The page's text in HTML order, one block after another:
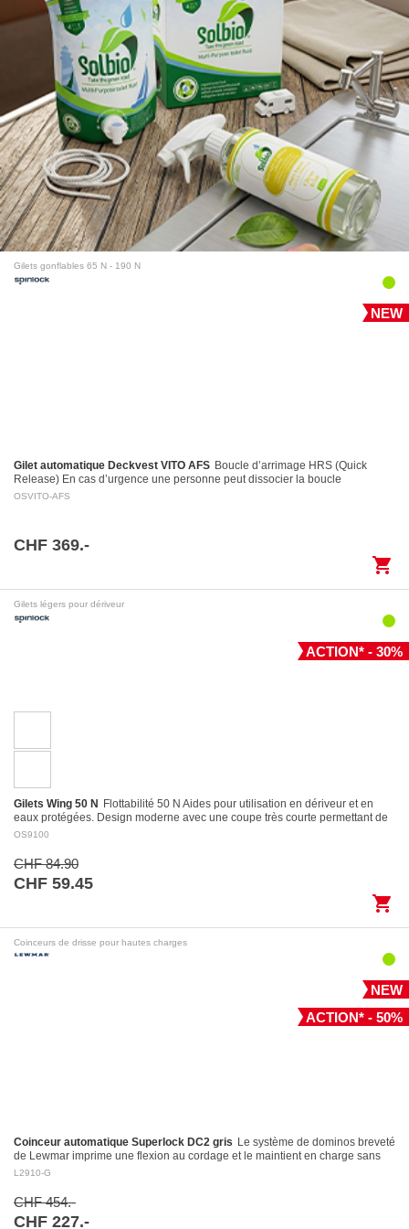
Gilets gonflables 65 N - 190 N
NEW
Gilet automatique Deckvest VITO AFS Boucle d’arrimage HRS (Quick
Release) En cas d’urgence une personne peut dissocier la boucle
d’arrimage en tirant sur la poignée d’activation…
OSVITO-AFS
CHF 369.-
shopping_cart
Gilets légers pour dériveur
ACTION* - 30%
Gilets Wing 50 N
Flottabilité 50 N Aides pour utilisation en dériveur et en
eaux protégées. Design moderne avec une coupe très courte permettant de
l’utiliser…
OS9100
CHF 84.90
CHF 59.45
shopping_cart
Coinceurs de drisse pour hautes charges
NEW
ACTION* - 50%
Coinceur automatique Superlock DC2 gris Le système de dominos breveté
de Lewmar imprime une flexion au cordage et le maintient en charge sans
l’endommager Largage contrôlé: le levier…
L2910-G
CHF 454.-
CHF 227.-